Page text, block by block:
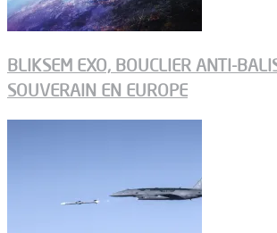
BLIKSEM EXO, BOUCLIER ANTI-
SOUVERAIN EN EUROPE